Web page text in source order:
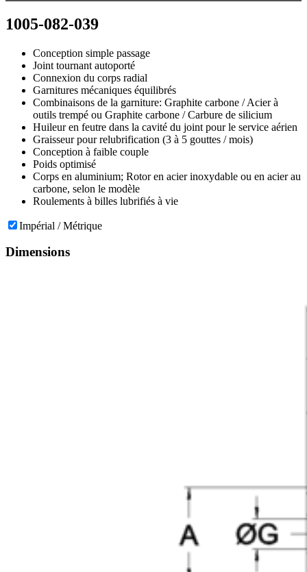
1005-082-039
Conception simple passage
Joint tournant autoporté
Connexion du corps radial
Garnitures mécaniques équilibrés
Combinaisons de la garniture: Graphite carbone / Acier à
outils trempé ou Graphite carbone / Carbure de silicium
Huileur en feutre dans la cavité du joint pour le service aérien
Graisseur pour relubrification (3 à 5 gouttes / mois)
Conception à faible couple
Poids optimisé
Corps en aluminium; Rotor en acier inoxydable ou en acier au
carbone, selon le modèle
Roulements à billes lubrifiés à vie
Impérial / Métrique
Dimensions